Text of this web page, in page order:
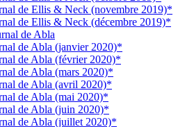
de Ellis & Neck (novembre 2019)*
de Ellis & Neck (décembre 2019)*
de Abla
de Abla (janvier 2020)*
de Abla (février 2020)*
de Abla (mars 2020)*
de Abla (avril 2020)*
de Abla (mai 2020)*
de Abla (juin 2020)*
de Abla (juillet 2020)*